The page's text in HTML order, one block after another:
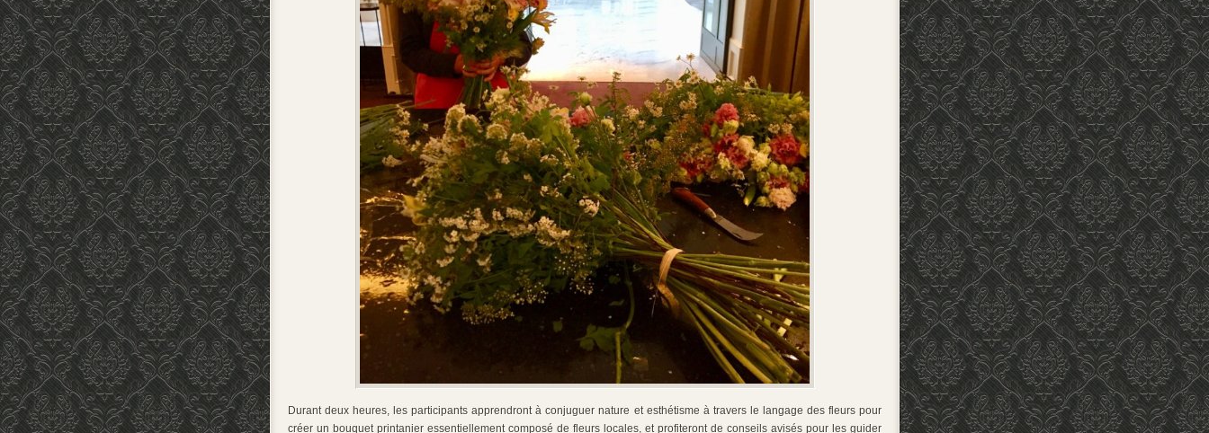
Durant deux heures, les participants apprendront à conjuguer nature et esthétisme à travers le langage des fleurs pour
créer un bouquet printanier essentiellement composé de fleurs locales, et profiteront de conseils avisés pour les guider